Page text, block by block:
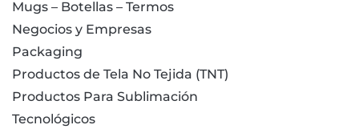
Mugs – Botellas – Termos
Negocios y Empresas
Packaging
Productos de Tela No Tejida (TNT)
Productos Para Sublimación
Tecnológicos